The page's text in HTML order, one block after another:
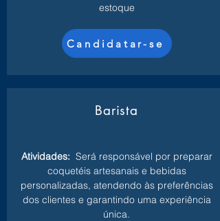
estoque
Candidatar-se
Barista
Atividades: Será responsável por preparar
coquetéis artesanais e bebidas
personalizadas, atendendo às preferências
dos clientes e garantindo uma experiência
única.